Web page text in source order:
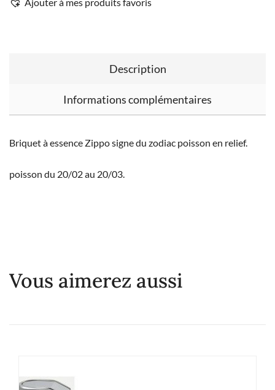
Description
Informations complémentaires
Briquet à essence Zippo signe du zodiac poisson en relief.
poisson du 20/02 au 20/03.
Vous aimerez aussi